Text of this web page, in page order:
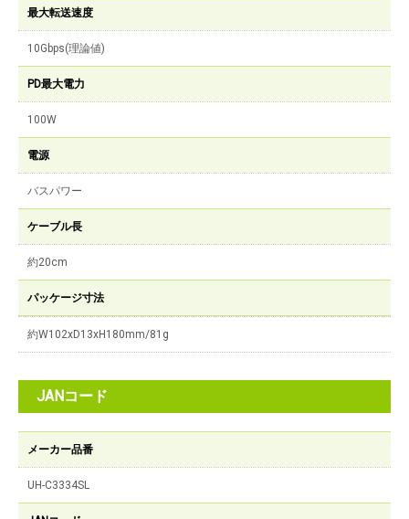
最大転送速度
10Gbps(理論値)
PD最大電力
100W
電源
バスパワー
ケーブル長
約20cm
パッケージ寸法
約W102xD13xH180mm/81g
JANコード
メーカー品番
UH-C3334SL